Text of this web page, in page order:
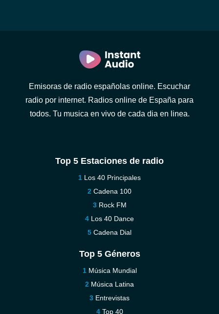
Emisoras de radio españolas online. Escuchar
radio por internet. Radios online de España para
todos. Tu musica en vivo de cada dia en linea.
Top 5 Estaciones de radio
Los 40 Principales
Cadena 100
Rock FM
Los 40 Dance
Cadena Dial
Top 5 Géneros
Música Mundial
Música Latina
Entrevistas
Top 40